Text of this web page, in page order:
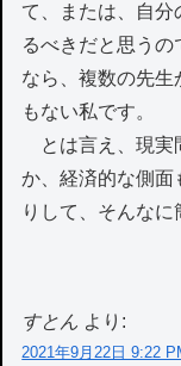
て、または、自分
るべきだと思う
なら、複数の先
もない私です。
とは言え、現実
か、経済的な側面
りして、そんなに
すとん より:
2021年9月22日 9:22